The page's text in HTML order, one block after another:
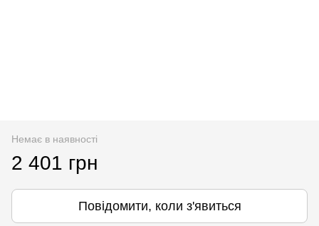
Немає в наявності
2 401 грн
Повідомити, коли з'явиться